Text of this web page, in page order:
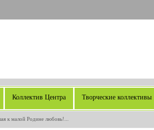
Коллектив Центра Творческие коллективы
к малой Родине любовь!...